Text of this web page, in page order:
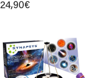
24,90€